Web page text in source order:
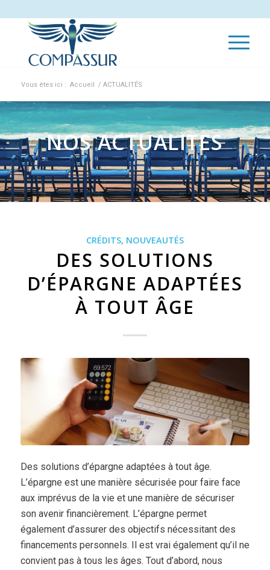
Vous êtes ici : Accueil / ACTUALITÉS
NOS ACTUALITES
CRÉDITS, NOUVEAUTÉS
DES SOLUTIONS
D’ÉPARGNE ADAPTÉES
À TOUT ÂGE
Des solutions d’épargne adaptées à tout âge.
L’épargne est une manière sécurisée pour faire face
aux imprévus de la vie et une manière de sécuriser
son avenir financièrement. L’épargne permet
également d’assurer des objectifs nécessitant des
financements personnels. Il est vrai également qu’il ne
convient pas à tous les âges. Tout d’abord, nous